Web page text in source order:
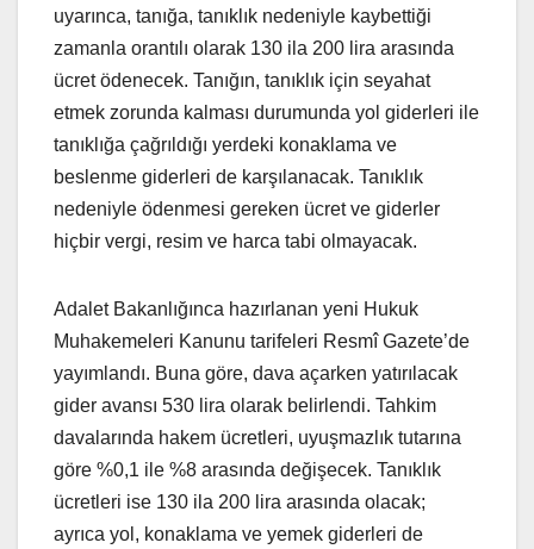
uyarınca, tanığa, tanıklık nedeniyle kaybettiği
zamanla orantılı olarak 130 ila 200 lira arasında
ücret ödenecek. Tanığın, tanıklık için seyahat
etmek zorunda kalması durumunda yol giderleri ile
tanıklığa çağrıldığı yerdeki konaklama ve
beslenme giderleri de karşılanacak. Tanıklık
nedeniyle ödenmesi gereken ücret ve giderler
hiçbir vergi, resim ve harca tabi olmayacak.
Adalet Bakanlığınca hazırlanan yeni Hukuk
Muhakemeleri Kanunu tarifeleri Resmî Gazete’de
yayımlandı. Buna göre, dava açarken yatırılacak
gider avansı 530 lira olarak belirlendi. Tahkim
davalarında hakem ücretleri, uyuşmazlık tutarına
göre %0,1 ile %8 arasında değişecek. Tanıklık
ücretleri ise 130 ila 200 lira arasında olacak;
ayrıca yol, konaklama ve yemek giderleri de